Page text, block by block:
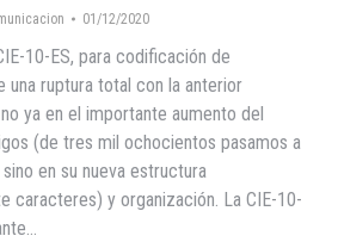
01/12/2020
10-ES, para codificación de
una ruptura total con la anterior
ya en el importante aumento del
(de tres mil ochocientos pasamos a
en su nueva estructura
caracteres) y organización. La CIE-10-